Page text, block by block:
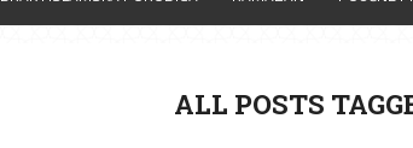
ALL POSTS